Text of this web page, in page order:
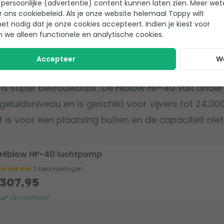
in de top 3 staat? De Hiblow HP-40 luchtpomp
met de allerbeste kwaliteit. Deze luchtpomp
super betrouwbaar. De Hiblow HP-40 valt
en is geschikt voor vijvers tot
is voor een plaatsing buiten en de capaciteit
Hiblow HP-40 luchtpomp
2 beoordelingen
Op voorraad
307,95
(advertentie) content kunnen laten zien. Meer
ons cookiebeleid. Als je onze website helemaal Toppy wilt
nodig dat je onze cookies accepteert. Indien je kiest voor
we alleen functionele en analytische cookies.
Accepteer